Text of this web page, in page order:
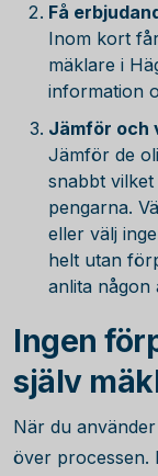
Få
Inom kort
mäklare i
information
Jämför och
Jämför de
snabbt
pengarna.
eller välj
helt utan
anlita någon
Ingen
själv
När du
över processen.